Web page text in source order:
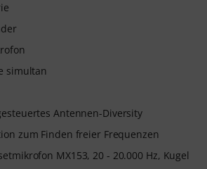
simultan
Antennen-Diversity
zum Finden freier Frequenzen
MX153, 20 - 20.000 Hz, Kugel